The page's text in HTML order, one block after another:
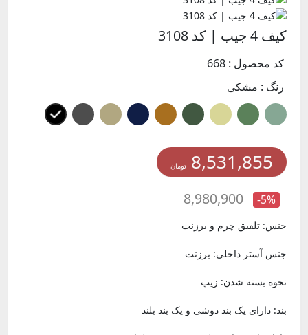
کیف 4 جیب | کد 3108
کد محصول : 668
رنگ : مشکی
8,531,855 تومان
-5%
8,980,900
جنس: تلفیق چرم و برزنت
جنس آستر داخلی: برزنت
نحوه بسته شدن: زیپ
بند: دارای یک بند دوشی و یک بند بلند